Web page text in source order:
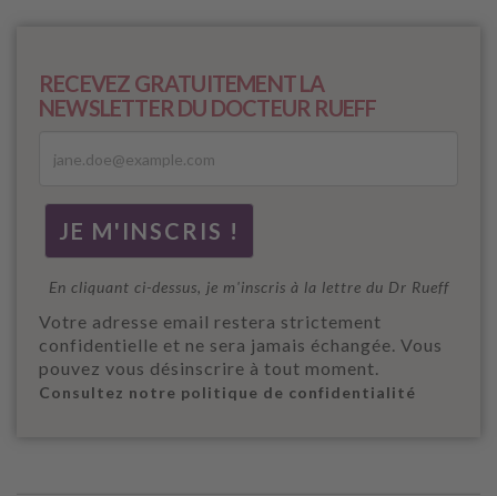
RECEVEZ GRATUITEMENT LA
NEWSLETTER DU DOCTEUR RUEFF
En cliquant ci-dessus, je m'inscris à la lettre du Dr Rueff
Votre adresse email restera strictement
confidentielle et ne sera jamais échangée. Vous
pouvez vous désinscrire à tout moment.
Consultez notre politique de confidentialité